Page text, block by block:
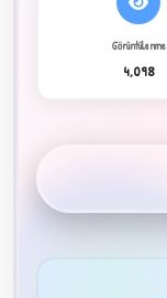
Görüntülenme
4,098